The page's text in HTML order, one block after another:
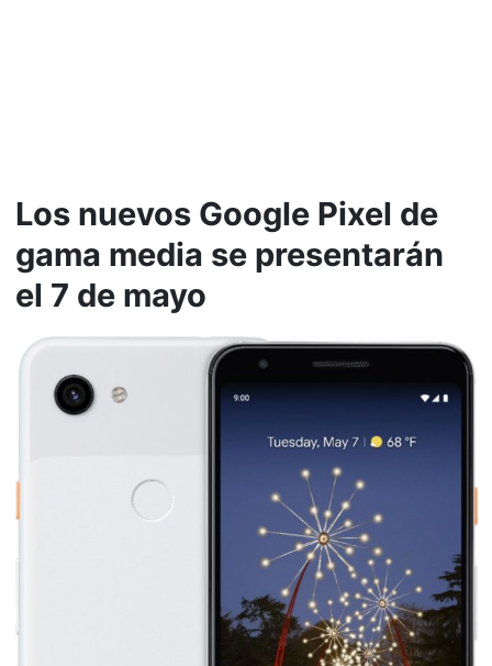
Los nuevos Google Pixel de
gama media se presentarán
el 7 de mayo